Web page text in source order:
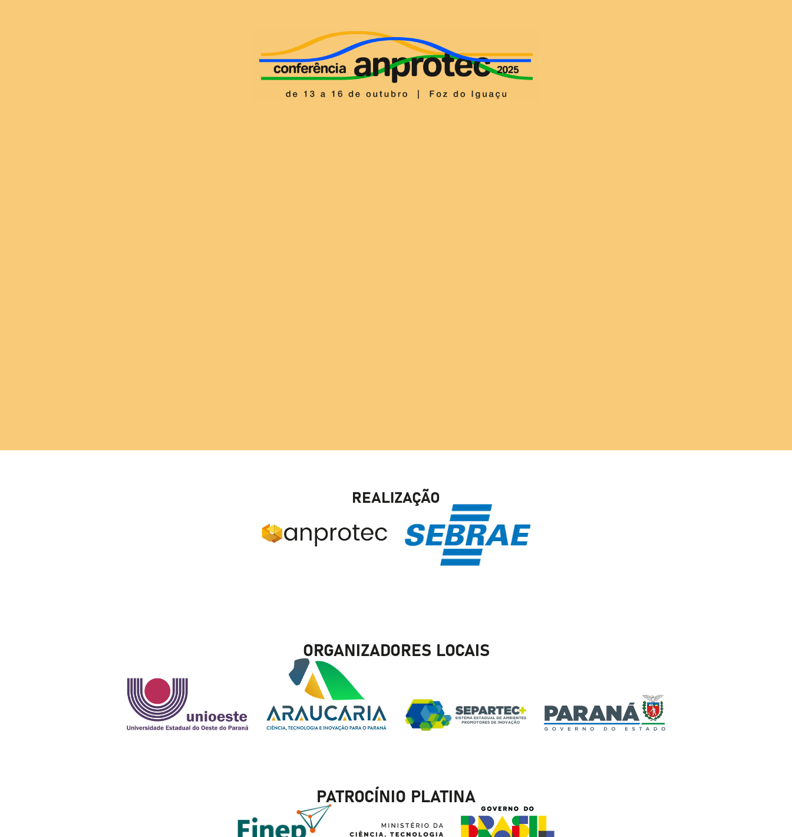
REALIZAÇÃO
ORGANIZADORES LOCAIS
PATROCÍNIO PLATINA